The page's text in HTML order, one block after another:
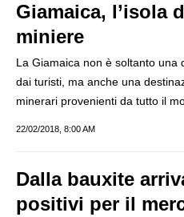
Giamaica, l’isola
miniere
La Giamaica non è soltanto una
dai turisti, ma anche una
minerari provenienti da tutto il
22/02/2018, 8:00 AM
Dalla bauxite
positivi per il